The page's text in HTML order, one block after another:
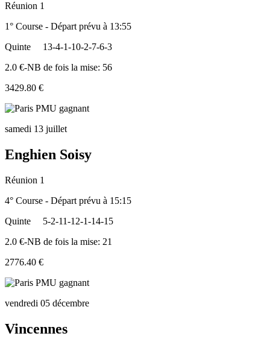
Réunion 1
1° Course - Départ prévu à 13:55
Quinte
13-4-1-10-2-7-6-3
2.0 €-NB de fois la mise: 56
3429.80 €
samedi 13 juillet
Enghien Soisy
Réunion 1
4° Course - Départ prévu à 15:15
Quinte
5-2-11-12-1-14-15
2.0 €-NB de fois la mise: 21
2776.40 €
vendredi 05 décembre
Vincennes